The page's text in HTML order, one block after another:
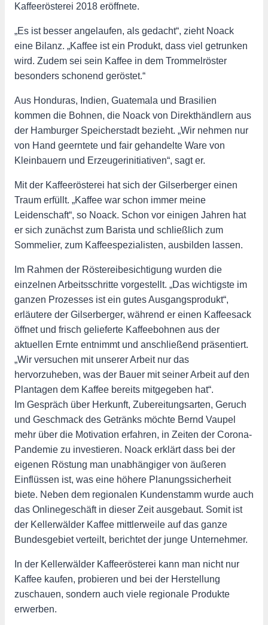
Kaffeerösterei 2018 eröffnete.
„Es ist besser angelaufen, als gedacht“, zieht Noack
eine Bilanz. „Kaffee ist ein Produkt, dass viel getrunken
wird. Zudem sei sein Kaffee in dem Trommelröster
besonders schonend geröstet.“
Aus Honduras, Indien, Guatemala und Brasilien
kommen die Bohnen, die Noack von Direkthändlern aus
der Hamburger Speicherstadt bezieht. „Wir nehmen nur
von Hand geerntete und fair gehandelte Ware von
Kleinbauern und Erzeugerinitiativen“, sagt er.
Mit der Kaffeerösterei hat sich der Gilserberger einen
Traum erfüllt. „Kaffee war schon immer meine
Leidenschaft“, so Noack. Schon vor einigen Jahren hat
er sich zunächst zum Barista und schließlich zum
Sommelier, zum Kaffeespezialisten, ausbilden lassen.
Im Rahmen der Röstereibesichtigung wurden die
einzelnen Arbeitsschritte vorgestellt. „Das wichtigste im
ganzen Prozesses ist ein gutes Ausgangsprodukt“,
erläutere der Gilserberger, während er einen Kaffeesack
öffnet und frisch gelieferte Kaffeebohnen aus der
aktuellen Ernte entnimmt und anschließend präsentiert.
„Wir versuchen mit unserer Arbeit nur das
hervorzuheben, was der Bauer mit seiner Arbeit auf den
Plantagen dem Kaffee bereits mitgegeben hat“.
Im Gespräch über Herkunft, Zubereitungsarten, Geruch
und Geschmack des Getränks möchte Bernd Vaupel
mehr über die Motivation erfahren, in Zeiten der Corona-
Pandemie zu investieren. Noack erklärt dass bei der
eigenen Röstung man unabhängiger von äußeren
Einflüssen ist, was eine höhere Planungssicherheit
biete. Neben dem regionalen Kundenstamm wurde auch
das Onlinegeschäft in dieser Zeit ausgebaut. Somit ist
der Kellerwälder Kaffee mittlerweile auf das ganze
Bundesgebiet verteilt, berichtet der junge Unternehmer.
In der Kellerwälder Kaffeerösterei kann man nicht nur
Kaffee kaufen, probieren und bei der Herstellung
zuschauen, sondern auch viele regionale Produkte
erwerben.